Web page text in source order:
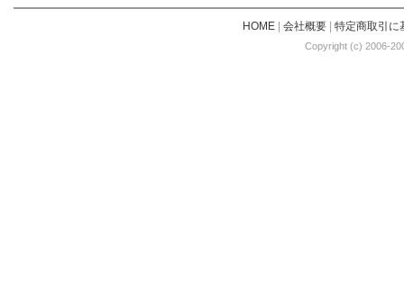
HOME| 会社概要| 特定商取引に
Copyright (c) 2006-